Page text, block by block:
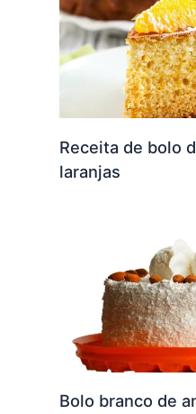
Receita de bolo
laranjas
Bolo branco de